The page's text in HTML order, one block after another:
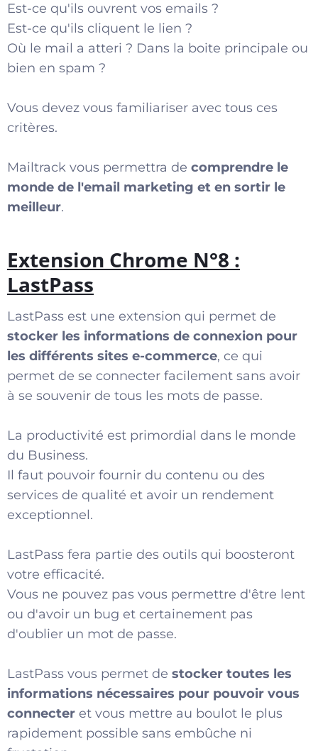
Est-ce qu'ils ouvrent vos emails ?
Est-ce qu'ils cliquent le lien ?
Où le mail a atteri ? Dans la boite principale ou
bien en spam ?
Vous devez vous familiariser avec tous ces
critères.
Mailtrack vous permettra de comprendre le
monde de l'email marketing et en sortir le
meilleur.
Extension Chrome N°8 :
LastPass
LastPass est une extension qui permet de
stocker les informations de connexion pour
les différents sites e-commerce, ce qui
permet de se connecter facilement sans avoir
à se souvenir de tous les mots de passe.
La productivité est primordial dans le monde
du Business.
Il faut pouvoir fournir du contenu ou des
services de qualité et avoir un rendement
exceptionnel.
LastPass fera partie des outils qui boosteront
votre efficacité.
Vous ne pouvez pas vous permettre d'être lent
ou d'avoir un bug et certainement pas
d'oublier un mot de passe.
LastPass vous permet de stocker toutes les
informations nécessaires pour pouvoir vous
connecter et vous mettre au boulot le plus
rapidement possible sans embûche ni